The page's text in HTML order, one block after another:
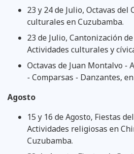
23 y 24 de Julio, Octavas del
culturales en Cuzubamba.
23 de Julio, Cantonización
Actividades culturales y
Octavas de Juan Montalvo -
- Comparsas - Danzantes,
Agosto
15 y 16 de Agosto, Fiestas
Actividades religiosas en
Cuzubamba.